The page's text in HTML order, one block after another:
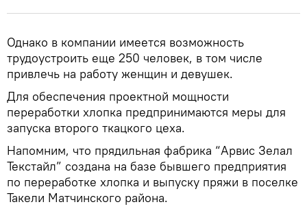
Однако в компании имеется возможность
трудоустроить еще 250 человек, в том числе
привлечь на работу женщин и девушек.
Для обеспечения проектной мощности
переработки хлопка предпринимаются меры для
запуска второго ткацкого цеха.
Напомним, что прядильная фабрика “Арвис Зелал
Текстайл” создана на базе бывшего предприятия
по переработке хлопка и выпуску пряжи в поселке
Такели Матчинского района.